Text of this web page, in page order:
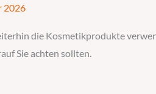
2026
die Kosmetikprodukte
Sie achten sollten.